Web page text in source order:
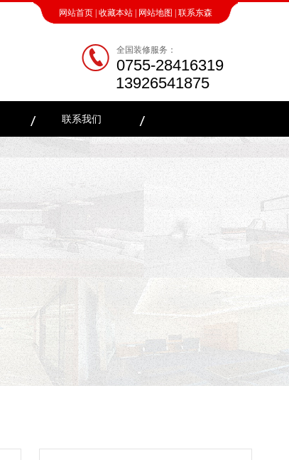
网站首页 收藏本站 网站地图 联系东森
全国装修服务：
0755-28416319
13926541875
联系我们